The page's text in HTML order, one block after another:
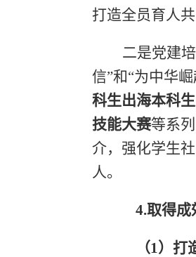
打造全员育人
二是党建
信”和“为中华
科生出海本科
技能大赛等系
介，强化学生
人。
4.取得成
（1）打